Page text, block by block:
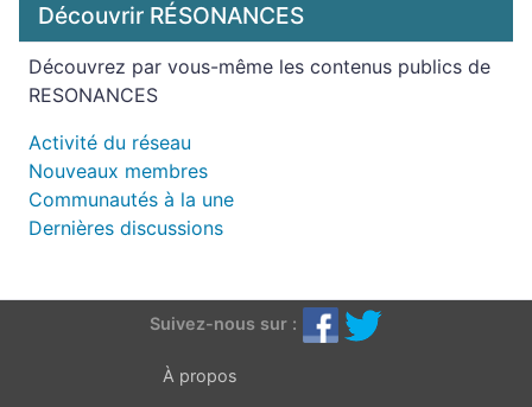
Découvrir RÉSONANCES
Découvrez par vous-même les contenus publics de
RESONANCES
Activité du réseau
Nouveaux membres
Communautés à la une
Dernières discussions
Suivez-nous sur :
À propos